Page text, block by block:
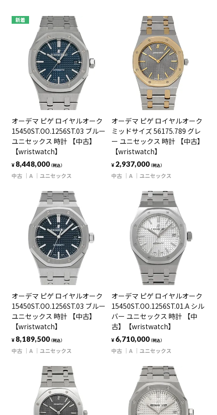
新着
オーデマ ピゲ ロイヤルオーク
15450ST.OO.1256ST.03 ブルー
ユニセックス 時計 【中古】
【wristwatch】
¥ 8,448,000（税込）
中古 A ユニセックス
オーデマ ピゲ ロイヤルオーク
ミッドサイズ 56175.789 グレ
ー ユニセックス 時計 【中古】
【wristwatch】
¥ 2,937,000（税込）
中古 A ユニセックス
オーデマ ピゲ ロイヤルオーク
15450ST.OO.1256ST.03 ブルー
ユニセックス 時計 【中古】
【wristwatch】
¥ 8,189,500（税込）
中古 A ユニセックス
オーデマ ピゲ ロイヤルオーク
15450ST.OO.1256ST.01.A シル
バー ユニセックス 時計 【中
古】【wristwatch】
¥ 6,710,000（税込）
中古 A ユニセックス